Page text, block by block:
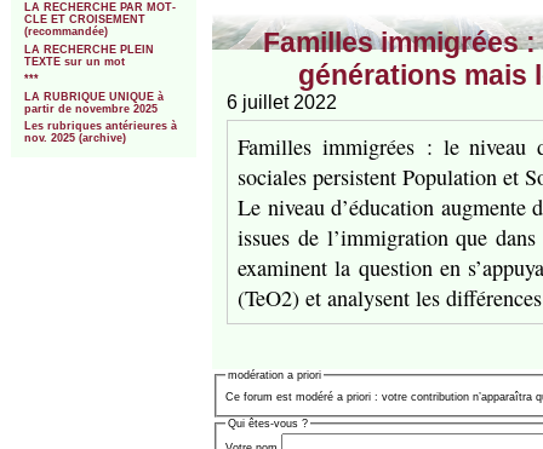
LA RECHERCHE PAR MOT-
CLE ET CROISEMENT
(recommandée)
LA RECHERCHE PLEIN
TEXTE sur un mot
***
LA RUBRIQUE UNIQUE à
partir de novembre 2025
Les rubriques antérieures à
nov. 2025 (archive)
Familles immigrées
générations mais
6 juillet 2022
Familles immigrées : le niveau
sociales persistent Population et
Le niveau d’éducation augmente
issues de l’immigration que
examinent la question en
(TeO2) et analysent les
modération a priori
Ce forum est modéré a priori : votre contribution n’apparaîtra
Qui êtes-vous ?